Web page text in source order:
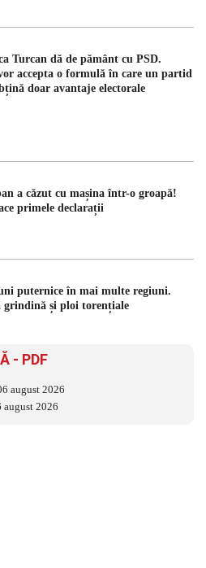
Turcan dă de pământ cu PSD.
accepta o formulă în care un partid
doar avantaje electorale
a căzut cu mașina într-o groapă!
primele declarații
puternice în mai multe regiuni.
grindină și ploi torențiale
- PDF
august 2026